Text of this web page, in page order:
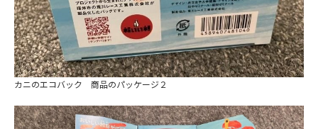
カニのエコバック 商品のパッケージ２